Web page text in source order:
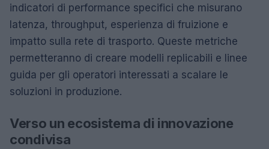
indicatori di performance specifici che misurano
latenza, throughput, esperienza di fruizione e
impatto sulla rete di trasporto. Queste metriche
permetteranno di creare modelli replicabili e linee
guida per gli operatori interessati a scalare le
soluzioni in produzione.
Verso un ecosistema di innovazione
condivisa